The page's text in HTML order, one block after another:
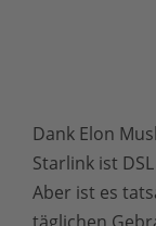
Dank Elon
Starlink ist
Aber ist es